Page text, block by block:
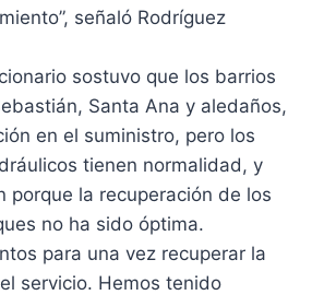
señaló Rodríguez
sostuvo que los barrios
Santa Ana y aledaños,
en el suministro, pero los
tienen normalidad, y
porque la recuperación de los
no ha sido óptima.
para una vez recuperar la
servicio. Hemos tenido